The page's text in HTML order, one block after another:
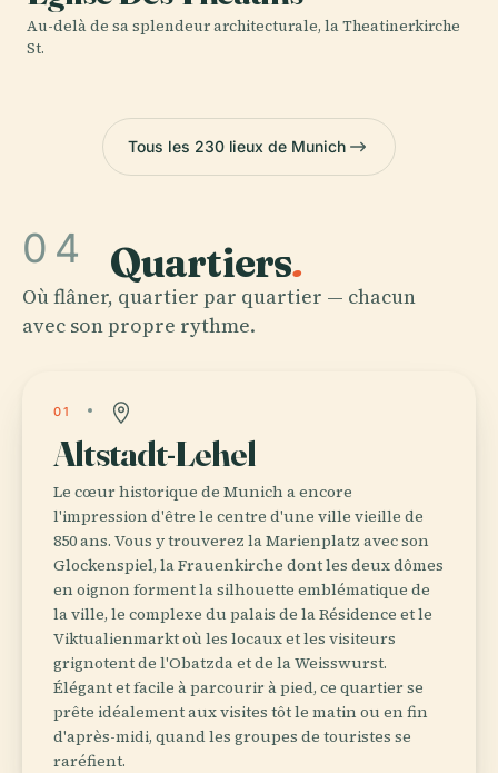
Au-delà de sa splendeur architecturale, la Theatinerkirche
St.
Tous les 230 lieux de Munich
04 Quartiers.
Où flâner, quartier par quartier — chacun
avec son propre rythme.
01
Altstadt-Lehel
Le cœur historique de Munich a encore
l'impression d'être le centre d'une ville vieille de
850 ans. Vous y trouverez la Marienplatz avec son
Glockenspiel, la Frauenkirche dont les deux dômes
en oignon forment la silhouette emblématique de
la ville, le complexe du palais de la Résidence et le
Viktualienmarkt où les locaux et les visiteurs
grignotent de l'Obatzda et de la Weisswurst.
Élégant et facile à parcourir à pied, ce quartier se
prête idéalement aux visites tôt le matin ou en fin
d'après-midi, quand les groupes de touristes se
raréfient.